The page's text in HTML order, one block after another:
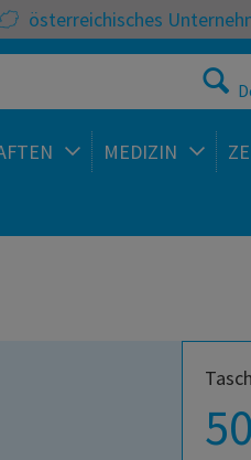
österreichisches
MEDIZIN